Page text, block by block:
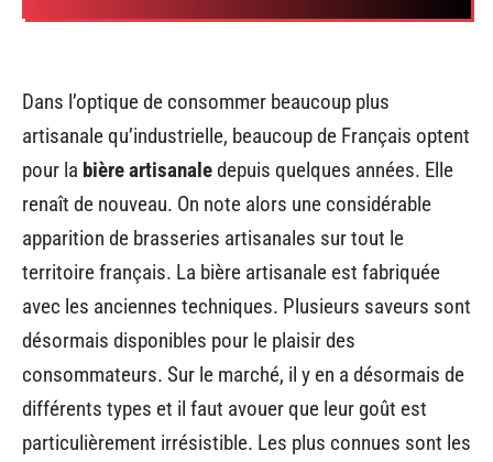
Dans l’optique de consommer beaucoup plus
artisanale qu’industrielle, beaucoup de Français optent
pour la bière artisanaledepuis quelques années. Elle
renaît de nouveau. On note alors une considérable
apparition de brasseries artisanales sur tout le
territoire français. La bière artisanale est fabriquée
avec les anciennes techniques. Plusieurs saveurs sont
désormais disponibles pour le plaisir des
consommateurs. Sur le marché, il y en a désormais de
différents types et il faut avouer que leur goût est
particulièrement irrésistible. Les plus connues sont les